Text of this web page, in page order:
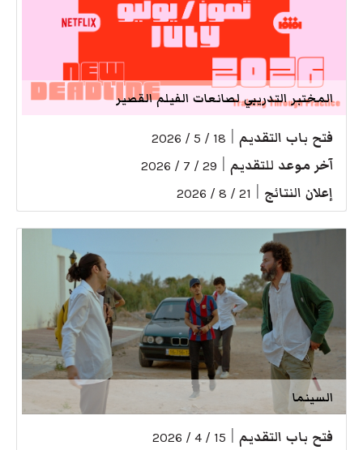
المختبر التدريبي لصانعات الفيلم القصير
فتح باب التقديم 18 / 5 / 2026
آخر موعد للتقديم 29 / 7 / 2026
إعلان النتائج 21 / 8 / 2026
السينما
فتح باب التقديم 15 / 4 / 2026